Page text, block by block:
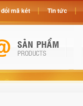
mã két Tin tức